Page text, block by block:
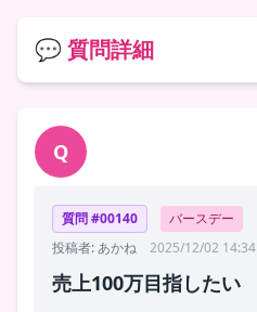
💬 質問詳細
Q
質問 #00140
バースデー
投稿者: あかね
2025/12/02 14:34
売上100万目指したい